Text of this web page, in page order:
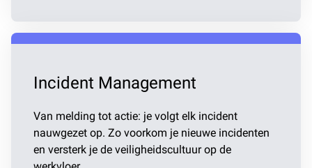
Incident Management
Van melding tot actie: je volgt elk incident
nauwgezet op. Zo voorkom je nieuwe incidenten
en versterk je de veiligheidscultuur op de